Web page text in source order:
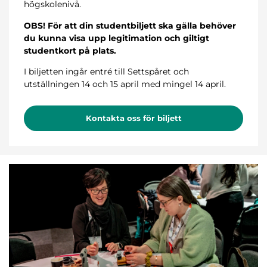
högskolenivå.
OBS! För att din studentbiljett ska gälla behöver
du kunna visa upp legitimation och giltigt
studentkort på plats.
I biljetten ingår entré till Settspåret och
utställningen 14 och 15 april med mingel 14 april.
Kontakta oss för biljett